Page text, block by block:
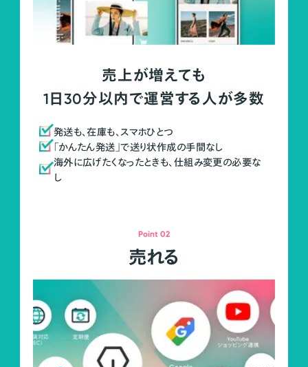
売上が増えても
1日30分以内で運営する人が多数
発送も、在庫も、スマホひとつ
「かんたん発送」で送り状作成の手間なし
海外に広げたくなったときも、仕組み変更の必要な
し
Point 02
売れる